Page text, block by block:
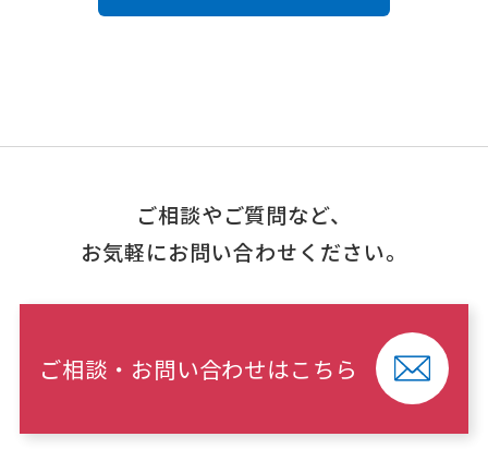
ご相談やご質問など、
お気軽にお問い合わせください。
ご相談・お問い合わせはこちら